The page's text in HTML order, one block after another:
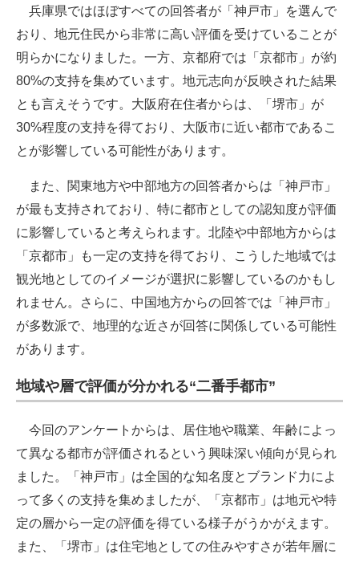
兵庫県ではほぼすべての回答者が「神戸市」を選んで
おり、地元住民から非常に高い評価を受けていることが
明らかになりました。一方、京都府では「京都市」が約
80%の支持を集めています。地元志向が反映された結果
とも言えそうです。大阪府在住者からは、「堺市」が
30%程度の支持を得ており、大阪市に近い都市であるこ
とが影響している可能性があります。
また、関東地方や中部地方の回答者からは「神戸市」
が最も支持されており、特に都市としての認知度が評価
に影響していると考えられます。北陸や中部地方からは
「京都市」も一定の支持を得ており、こうした地域では
観光地としてのイメージが選択に影響しているのかもし
れません。さらに、中国地方からの回答では「神戸市」
が多数派で、地理的な近さが回答に関係している可能性
があります。
地域や層で評価が分かれる“二番手都市”
今回のアンケートからは、居住地や職業、年齢によっ
て異なる都市が評価されるという興味深い傾向が見られ
ました。「神戸市」は全国的な知名度とブランド力によ
って多くの支持を集めましたが、「京都市」は地元や特
定の層から一定の評価を得ている様子がうかがえます。
また、「堺市」は住宅地としての住みやすさが若年層に